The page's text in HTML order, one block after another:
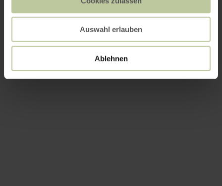
Auswahl erlauben
Ablehnen